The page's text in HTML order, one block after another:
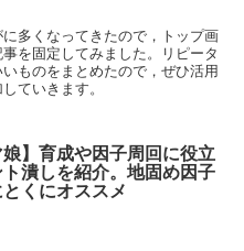
多くなってきたので，トップ画
を固定してみました。リピータ
ものをまとめたので，ぜひ活用
ていきます。
娘】育成や因子周回に役立
潰しを紹介。地固め因子
くにオススメ